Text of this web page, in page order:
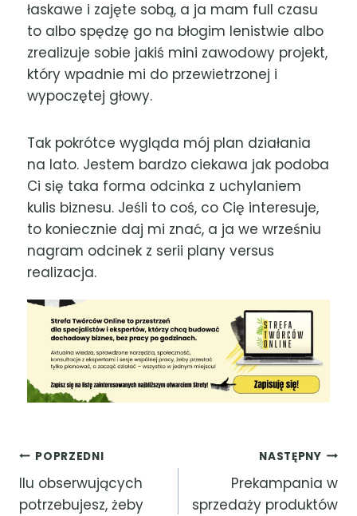
łaskawe i zajęte sobą, a ja mam full czasu
to albo spędzę go na błogim lenistwie albo
zrealizuje sobie jakiś mini zawodowy projekt,
który wpadnie mi do przewietrzonej i
wypoczętej głowy.
Tak pokrótce wygląda mój plan działania
na lato. Jestem bardzo ciekawa jak podoba
Ci się taka forma odcinka z uchylaniem
kulis biznesu. Jeśli to coś, co Cię interesuje,
to koniecznie daj mi znać, a ja we wrześniu
nagram odcinek z serii plany versus
realizacja.
POPRZEDNI
Ilu obserwujących
potrzebujesz, żeby
NASTĘPNY
Prekampania w
sprzedaży produktów